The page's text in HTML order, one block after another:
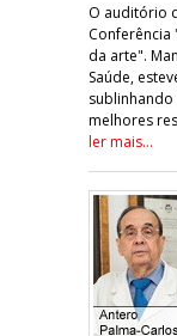
O auditório
da arte".
Saúde,
melhores
ler mais...